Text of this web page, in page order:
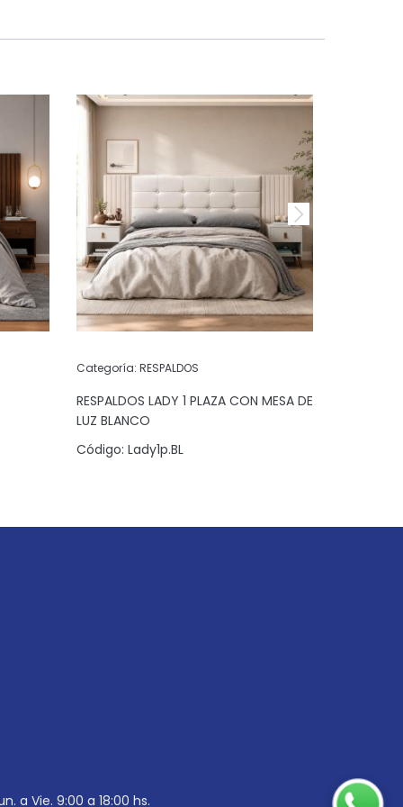
Categoría: RESPALDOS
RESPALDOS LADY 1 PLAZA CON MESA DE
LUZ BLANCO
Código: Lady1p.BL
a Vie. 9:00 a 18:00 hs.